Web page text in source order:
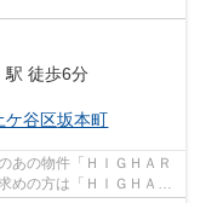
駅 徒歩6分
ケ谷区坂本町
あの物件「ＨＩＧＨＡＲ
めの方は「ＨＩＧＨＡＲ